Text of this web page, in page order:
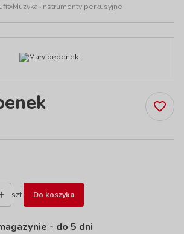
»Muzyka»Instrumenty perkusyjne
szt. Do koszyka
- do 5 dni